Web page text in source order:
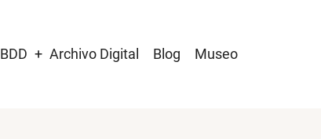
BDD Archivo Digital Blog Museo